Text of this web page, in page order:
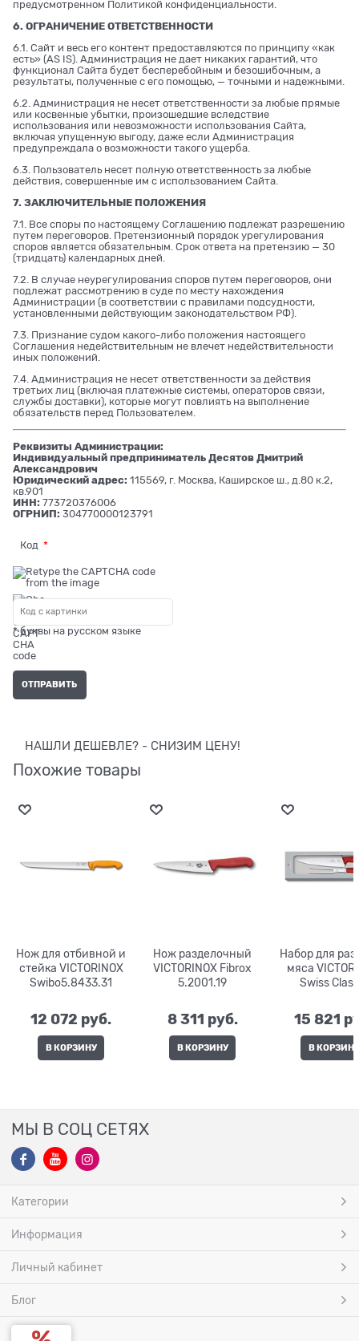
предусмотренном Политикой конфиденциальности.
6. ОГРАНИЧЕНИЕ ОТВЕТСТВЕННОСТИ
6.1. Сайт и весь его контент предоставляются по принципу «как
есть» (AS IS). Администрация не дает никаких гарантий, что
функционал Сайта будет бесперебойным и безошибочным, а
результаты, полученные с его помощью, — точными и надежными.
6.2. Администрация не несет ответственности за любые прямые
или косвенные убытки, произошедшие вследствие
использования или невозможности использования Сайта,
включая упущенную выгоду, даже если Администрация
предупреждала о возможности такого ущерба.
6.3. Пользователь несет полную ответственность за любые
действия, совершенные им с использованием Сайта.
7. ЗАКЛЮЧИТЕЛЬНЫЕ ПОЛОЖЕНИЯ
7.1. Все споры по настоящему Соглашению подлежат разрешению
путем переговоров. Претензионный порядок урегулирования
споров является обязательным. Срок ответа на претензию — 30
(тридцать) календарных дней.
7.2. В случае неурегулирования споров путем переговоров, они
подлежат рассмотрению в суде по месту нахождения
Администрации (в соответствии с правилами подсудности,
установленными действующим законодательством РФ).
7.3. Признание судом какого-либо положения настоящего
Соглашения недействительным не влечет недействительности
иных положений.
7.4. Администрация не несет ответственности за действия
третьих лиц (включая платежные системы, операторов связи,
службы доставки), которые могут повлиять на выполнение
обязательств перед Пользователем.
Реквизиты Администрации:
Индивидуальный предприниматель Десятов Дмитрий
Александрович
Юридический адрес: 115569, г. Москва, Каширское ш., д.80 к.2,
кв.901
ИНН: 773720376006
ОГРНИП: 304770000123791
Код
* буквы на русском языке
НАШЛИ ДЕШЕВЛЕ? - СНИЗИМ ЦЕНУ!
Похожие товары
Нож для отбивной и
стейка VICTORINOX
Swibo5.8433.31
12 072 руб.
В КОРЗИНУ
Нож разделочный
VICTORINOX Fibrox
5.2001.19
8 311 руб.
В КОРЗИНУ
Набор для
мяса
Swiss
15 821
В КОРЗИНУ
МЫ В СОЦ СЕТЯХ
Категории
Информация
Личный кабинет
Блог